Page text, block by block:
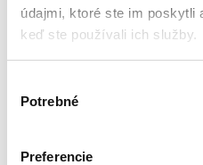
údajmi, ktoré ste im poskytli
keď ste používali ich služby.
súhlasu
Potrebné
Preferencie